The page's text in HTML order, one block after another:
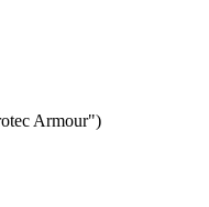
Armour")